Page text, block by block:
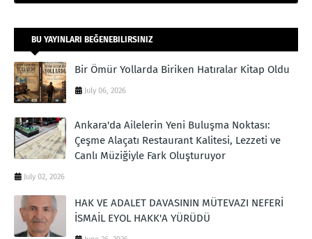
BU YAYINLARI BEĞENEBILIRSINIZ
Bir Ömür Yollarda Biriken Hatıralar Kitap Oldu
July 06, 2026
Ankara'da Ailelerin Yeni Buluşma Noktası:
Çeşme Alaçatı Restaurant Kalitesi, Lezzeti ve
Canlı Müziğiyle Fark Oluşturuyor
July 02, 2026
HAK VE ADALET DAVASININ MÜTEVAZI NEFERİ
İSMAİL EYOL HAKK'A YÜRÜDÜ